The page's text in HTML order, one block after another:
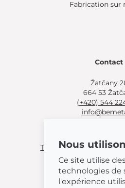
Fabrication sur
Contact
Žatčany
664 53
(+420) 544
Trouver un revendeur
Ou appeler(+420)
Nous
Ce site utilise
technologies de
l'expérience